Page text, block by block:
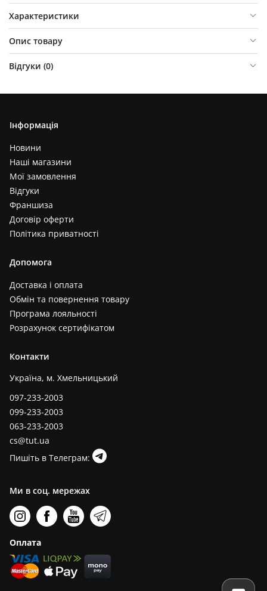
Характеристики
Опис товару
Відгуки (0)
Інформація
Новини
Наші магазини
Мої замовлення
Відгуки
Франшиза
Договір оферти
Політика приватності
Допомога
Доставка і оплата
Обмін та повернення товару
Програма лояльності
Розрахунок сертифікатом
Контакти
Україна, м. Хмельницький
097-233-2003
099-233-2003
063-233-2003
cs@tut.ua
Пишіть в Телеграм:
Ми в соц. мережах
Оплата